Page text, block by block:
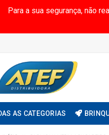
Para a sua segurança, não
AS CATEGORIAS